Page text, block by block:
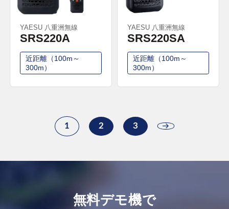
YAESU 八重洲無線
SRS220A
近距離（100m～
300m）
YAESU 八重洲無線
SRS220SA
近距離（100m～
300m）
1 2 3
無料デモ機で